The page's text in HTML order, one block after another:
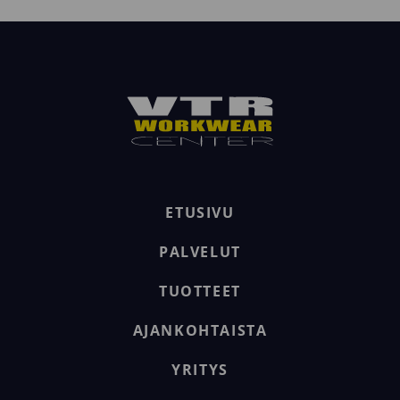
ETUSIVU
PALVELUT
TUOTTEET
AJANKOHTAISTA
YRITYS